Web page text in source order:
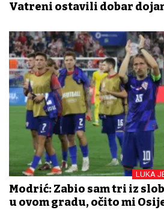
Vatreni ostavili dobar
LUKA
Modrić: Zabio sam tri iz
u ovom gradu, očito mi